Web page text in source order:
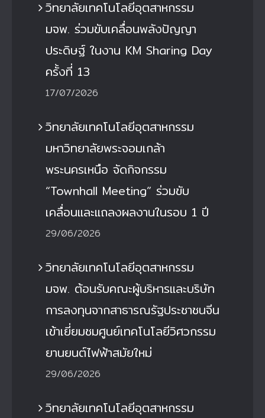
วิทยาลัยเทคโนโลยีอุตสาหกรรม
มจพ. ร่วมขับเคลื่อนพลังปัญญา
ประดิษฐ์ ในงาน KM Sharing Day
ครั้งที่ 13
17/07/2026
วิทยาลัยเทคโนโลยีอุตสาหกรรม
มหาวิทยาลัยพระจอมเกล้า
พระนครเหนือ จัดกิจกรรม
“Townhall Meeting” ร่วมขับ
เคลื่อนและแถลงผลงานในรอบ 1 ปี
29/06/2026
วิทยาลัยเทคโนโลยีอุตสาหกรรม
มจพ. ต้อนรับคณะผู้บริหารและบริษัท
การลงทุนจากสาธารณรัฐประชาชนจีน
เข้าเยี่ยมชมศูนย์เทคโนโลยีวิศวกรรม
ยานยนต์ไฟฟ้าสมัยใหม่
29/06/2026
วิทยาลัยเทคโนโลยีอุตสาหกรรม